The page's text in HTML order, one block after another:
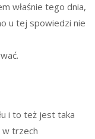
właśnie tego dnia,
u tej spowiedzi nie
i to też jest taka
w trzech